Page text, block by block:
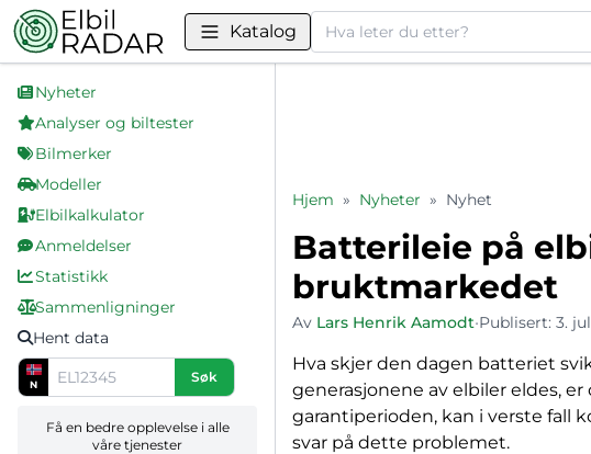
Katalog Søk
Nyheter
Analyser og biltester
Bilmerker
Modeller
Elbilkalkulator
Anmeldelser
Statistikk
Sammenligninger
Hent data
N Søk
Få en bedre opplevelse i alle
våre tjenester
Hjem » Nyheter » Nyhet
Batterileie på
bruktmarkedet
Av Lars Henrik Aamodt•Publisert: 3.
Hva skjer den dagen batteriet
generasjonene av elbiler eldes,
garantiperioden, kan i verste fall
svar på dette problemet.